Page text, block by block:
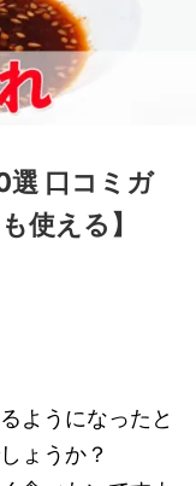
選 口コミガ
使える】
ようになったと
ょうか？